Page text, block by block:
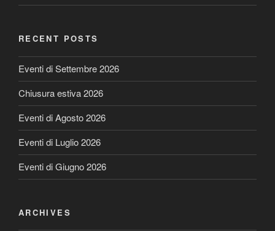
RECENT POSTS
Eventi di Settembre 2026
Chiusura estiva 2026
Eventi di Agosto 2026
Eventi di Luglio 2026
Eventi di Giugno 2026
ARCHIVES